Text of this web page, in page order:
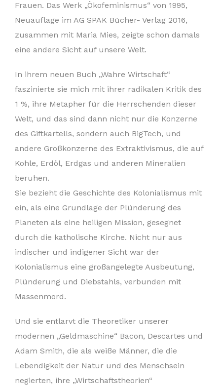
Frauen. Das Werk „Ökofeminismus“ von 1995,
Neuauflage im AG SPAK Bücher- Verlag 2016,
zusammen mit Maria Mies, zeigte schon damals
eine andere Sicht auf unsere Welt.
In ihrem neuen Buch „Wahre Wirtschaft“
faszinierte sie mich mit ihrer radikalen Kritik des
1 %, ihre Metapher für die Herrschenden dieser
Welt, und das sind dann nicht nur die Konzerne
des Giftkartells, sondern auch BigTech, und
andere Großkonzerne des Extraktivismus, die auf
Kohle, Erdöl, Erdgas und anderen Mineralien
beruhen.
Sie bezieht die Geschichte des Kolonialismus mit
ein, als eine Grundlage der Plünderung des
Planeten als eine heiligen Mission, gesegnet
durch die katholische Kirche. Nicht nur aus
indischer und indigener Sicht war der
Kolonialismus eine großangelegte Ausbeutung,
Plünderung und Diebstahls, verbunden mit
Massenmord.
Und sie entlarvt die Theoretiker unserer
modernen „Geldmaschine“ Bacon, Descartes und
Adam Smith, die als weiße Männer, die die
Lebendigkeit der Natur und des Menschsein
negierten, ihre „Wirtschaftstheorien“